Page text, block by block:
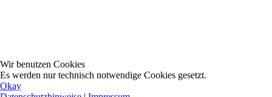
Wir benutzen Cookies
Es werden nur technisch notwendige Cookies gesetzt.
Okay